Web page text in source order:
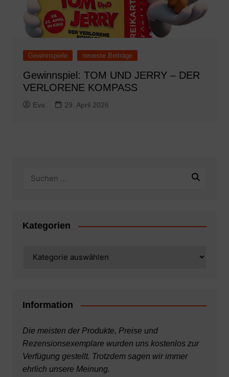
Gewinnspiele neueste Beiträge
Gewinnspiel: TOM UND JERRY – DER
VERLORENE KOMPASS
Eva 29. April 2026
Kategorien
Information
Die meisten der Produkte, Preise und
Rezensionsexemplare wurden uns kostenlos zur
Verfügung gestellt. Trotzdem sagen wir immer
ehrlich unsere Meinung.